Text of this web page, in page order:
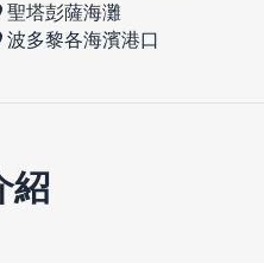
聖塔彭薩海灘
波多黎各海濱港口
紹